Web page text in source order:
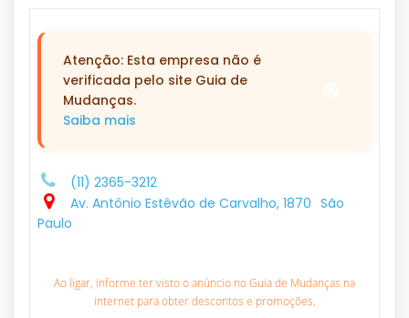
Atenção: Esta empresa não é
verificada pelo site Guia de
Mudanças.
Saiba mais
(11) 2365-3212
Av. Antônio Estêvão de Carvalho, 1870 São
Paulo
Ao ligar, informe ter visto o anúncio no Guia de Mudanças na
internet para obter descontos e promoções.